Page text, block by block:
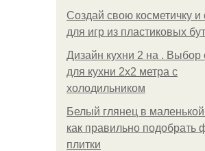
Создай свою косметичку и
для игр из пластиковых
Дизайн кухни 2 на . Выбор
для кухни 2х2 метра с
холодильником
Белый глянец в маленькой
как правильно подобрать
плитки